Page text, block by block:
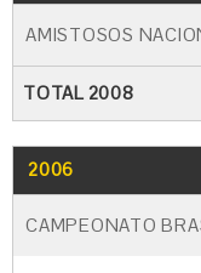
AMISTOSOS
TOTAL 2008
2006
CAMPEONATO